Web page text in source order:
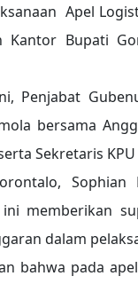
Apel
Kantor Bupati
Penjabat
bersama
Sekretaris
Sophian
memberikan
dalam
bahwa pada